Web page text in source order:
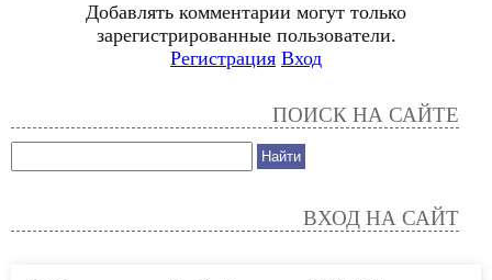
Добавлять комментарии могут только
зарегистрированные пользователи.
Регистрация Вход
ПОИСК НА САЙТЕ
ВХОД НА САЙТ